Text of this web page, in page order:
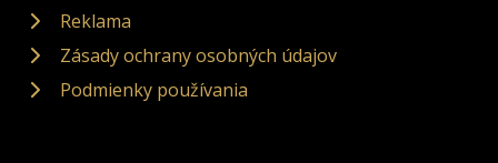
Reklama
Zásady ochrany osobných údajov
Podmienky používania